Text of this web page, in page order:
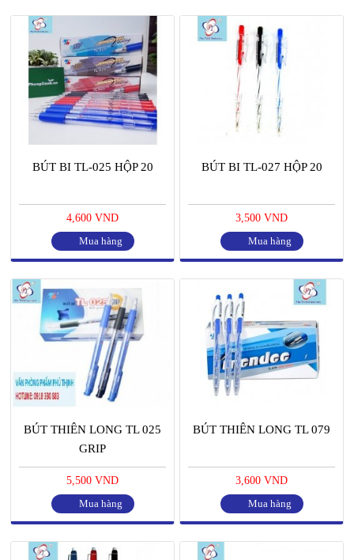
BÚT BI TL-025 HỘP 20
4,600 VND
Mua hàng
BÚT BI TL-027 HỘP 20
3,500 VND
Mua hàng
BÚT THIÊN LONG TL 025
GRIP
5,500 VND
Mua hàng
BÚT THIÊN LONG TL 079
3,600 VND
Mua hàng